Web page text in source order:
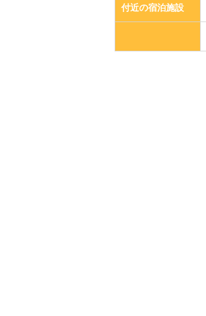
付近の宿泊施設